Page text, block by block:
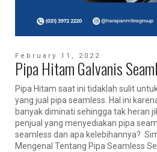
February 11, 2022
Pipa Hitam Galvanis
Pipa Hitam saat ini tidaklah sulit
yang jual pipa seamless. Hal ini
banyak diminati sehingga tak heran
penjual yang menyediakan pipa
seamless dan apa kelebihannya?
Mengenal Tentang Pipa Seamless